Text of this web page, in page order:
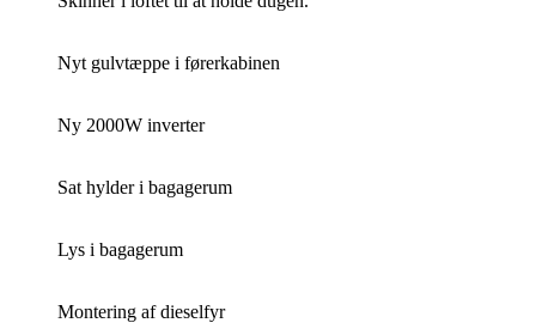
Nyt gulvtæppe i førerkabinen
Ny 2000W inverter
Sat hylder i bagagerum
Lys i bagagerum
Montering af dieselfyr